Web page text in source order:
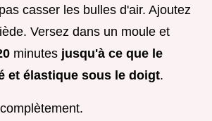
casser les bulles d'air. Ajoutez
Versez dans un moule et
minutes jusqu'à ce que le
et élastique sous le doigt.